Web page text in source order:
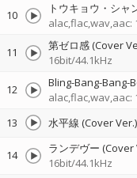
10 トウキョウ・シャ
alac,flac,wav,aac:
11 第ゼロ感 (Cover
16bit/44.1kHz
12 Bling-Bang-Bang-
alac,flac,wav,aac:
13 水平線 (Cover
14 ランデヴー
16bit/44.1kHz